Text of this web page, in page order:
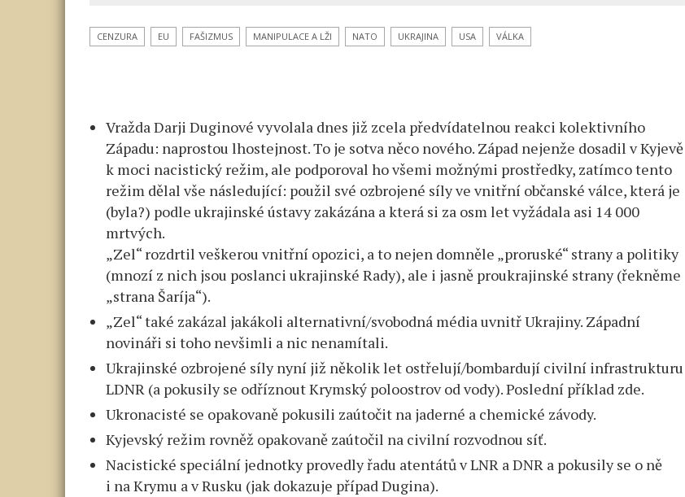
rukou
CENZURA EU FAŠIZMUS MANIPULACE A LŽI NATO UKRAJINA USA VÁLKA
Vražda Darji Duginové vyvolala dnes již zcela předvídatelnou reakci kolektivního
Západu: naprostou lhostejnost. To je sotva něco nového. Západ nejenže dosadil v Kyjevě
k moci nacistický režim, ale podporoval ho všemi možnými prostředky, zatímco tento
režim dělal vše následující: použil své ozbrojené síly ve vnitřní občanské válce, která je
(byla?) podle ukrajinské ústavy zakázána a která si za osm let vyžádala asi 14 000
mrtvých.
„Zel“ rozdrtil veškerou vnitřní opozici, a to nejen domněle „proruské“ strany a politiky
(mnozí z nich jsou poslanci ukrajinské Rady), ale i jasně proukrajinské strany (řekněme
„strana Šaríja“).
„Zel“ také zakázal jakákoli alternativní/svobodná média uvnitř Ukrajiny. Západní
novináři si toho nevšimli a nic nenamítali.
Ukrajinské ozbrojené síly nyní již několik let ostřelují/bombardují civilní infrastrukturu
LDNR (a pokusily se odříznout Krymský poloostrov od vody). Poslední příklad zde.
Ukronacisté se opakovaně pokusili zaútočit na jaderné a chemické závody.
Kyjevský režim rovněž opakovaně zaútočil na civilní rozvodnou síť.
Nacistické speciální jednotky provedly řadu atentátů v LNR a DNR a pokusily se o ně
i na Krymu a v Rusku (jak dokazuje případ Dugina).